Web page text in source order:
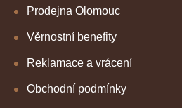
Prodejna Olomouc
Věrnostní benefity
Reklamace a vrácení
Obchodní podmínky